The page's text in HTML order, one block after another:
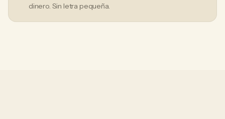
dinero. Sin letra pequeña.